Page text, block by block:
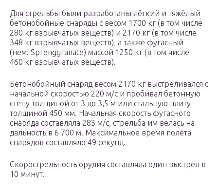
Для стрельбы были разработаны лёгкий и тяжёлый
бетонобойные снаряды с весом 1700 кг (в том числе
280 кг взрывчатых веществ) и 2170 кг (в том числе
348 кг взрывчатых веществ), а также фугасный
(нем. Sprenggranate) массой 1250 кг (в том числе
460 кг взрывчатых веществ).
Бетонобойный снаряд весом 2170 кг выстреливался с
начальной скоростью 220 м/с и пробивал бетонную
стену толщиной от 3 до 3,5 м или стальную плиту
толщиной 450 мм. Начальная скорость фугасного
снаряда составляла 283 м/с, стрельба им велась на
дальность в 6 700 м. Максимальное время полёта
снарядов составляло 49 секунд.
Скорострельность орудия составляла один выстрел в
10 минут.